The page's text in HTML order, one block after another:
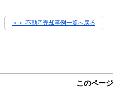
＜＜ 不動産売却事例一覧へ戻る
このペー